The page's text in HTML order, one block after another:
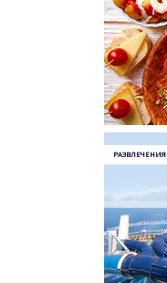
РАЗВЛЕЧЕНИЯ